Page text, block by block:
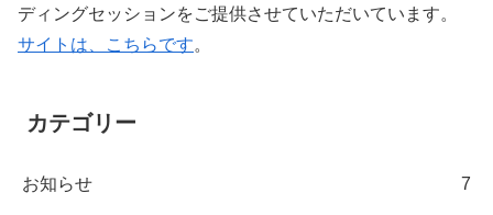
ディングセッションをご提供させていただいています。
サイトは、こちらです。
カテゴリー
お知らせ 7